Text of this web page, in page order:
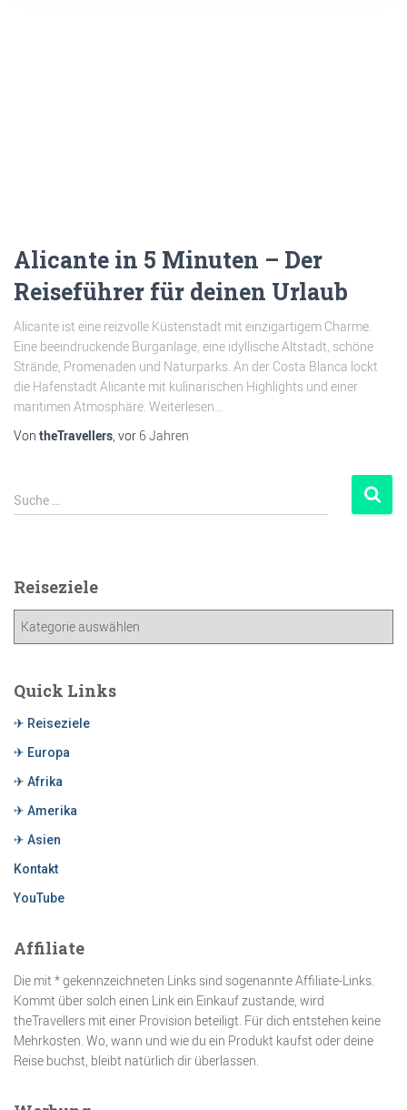
Alicante in 5 Minuten – Der
Reiseführer für deinen Urlaub
Alicante ist eine reizvolle Küstenstadt mit einzigartigem Charme.
Eine beeindruckende Burganlage, eine idyllische Altstadt, schöne
Strände, Promenaden und Naturparks. An der Costa Blanca lockt
die Hafenstadt Alicante mit kulinarischen Highlights und einer
maritimen Atmosphäre. Weiterlesen…
Von theTravellers , vor 6 Jahren
Suche …
Reiseziele
Quick Links
✈ Reiseziele
✈ Europa
✈ Afrika
✈ Amerika
✈ Asien
Kontakt
YouTube
Affiliate
Die mit * gekennzeichneten Links sind sogenannte Affiliate-Links.
Kommt über solch einen Link ein Einkauf zustande, wird
theTravellers mit einer Provision beteiligt. Für dich entstehen keine
Mehrkosten. Wo, wann und wie du ein Produkt kaufst oder deine
Reise buchst, bleibt natürlich dir überlassen.